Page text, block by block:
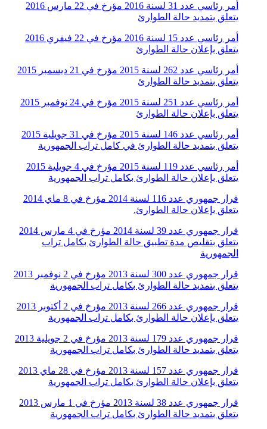
أمر رئاسي عدد 31 لسنة 2016 مؤرخ في 22 مارس 2016
يتعلق بتمديد حالة الطوارئ
أمر رئاسي عدد 15 لسنة 2016 مؤرخ في 22 فيفري 2016
يتعلق بإعلان حالة الطوارئ
أمر رئاسي عدد 262 لسنة 2015 مؤرخ في 21 ديسمبر 2015
يتعلق بتمديد حالة الطوارئ
أمر رئاسي عدد 251 لسنة 2015 مؤرخ في 24 نوفمبر 2015
يتعلق بإعلان حالة الطوارئ
أمر رئاسي عدد 146 لسنة 2015 مؤرخ في 31 جويلية 2015
يتعلق بتمديد حالة الطوارئ في كامل تراب الجمهورية
أمر رئاسي عدد 119 لسنة 2015 مؤرخ في 4 جويلية 2015
يتعلق بإعلان حالة الطوارئ بكامل تراب الجمهورية
قرار جمهوري عدد 116 لسنة 2014 مؤرخ في 8 ماي 2014
يتعلق بإعلان حالة الطوارئ.
قرار جمهوري عدد 39 لسنة 2014 مؤرخ في 4 مارس 2014
يتعلق بتقليص مدة تطبيق حالة الطوارئ بكامل تراب
الجمهورية
قرار جمهوري عدد 300 لسنة 2013 مؤرخ في 2 نوفمبر 2013
يتعلق بتمديد حالة الطوارئ بكامل تراب الجمهورية
قرار جمهوري عدد 266 لسنة 2013 مؤرخ في 2 أكتوبر 2013
يتعلق بإعلان حالة الطوارئ بكامل تراب الجمهورية
قرار جمهوري عدد 179 لسنة 2013 مؤرخ في 2 جويلية 2013
يتعلق بتمديد حالة الطوارئ بكامل تراب الجمهورية
قرار جمهوري عدد 157 لسنة 2013 مؤرخ في 28 ماي 2013
يتعلق بإعلان حالة الطوارئ بكامل تراب الجمهورية
قرار جمهوري عدد 38 لسنة 2013 مؤرخ في 1 مارس 2013
يتعلق بتمديد حالة الطوارئ بكامل تراب الجمهورية